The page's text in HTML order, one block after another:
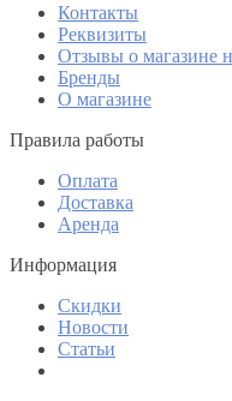
Контакты
Реквизиты
Отзывы о магазине
Бренды
О магазине
Правила работы
Оплата
Доставка
Аренда
Информация
Скидки
Новости
Статьи